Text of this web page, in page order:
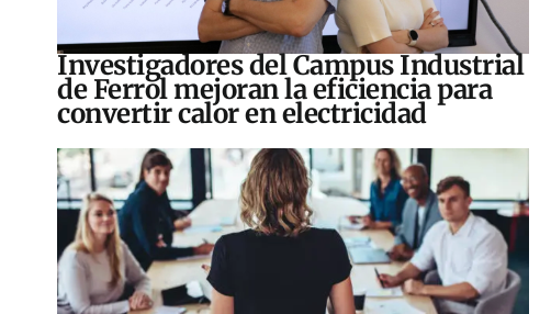
Investigadores del Campus Industrial
de Ferrol mejoran la eficiencia para
convertir calor en electricidad